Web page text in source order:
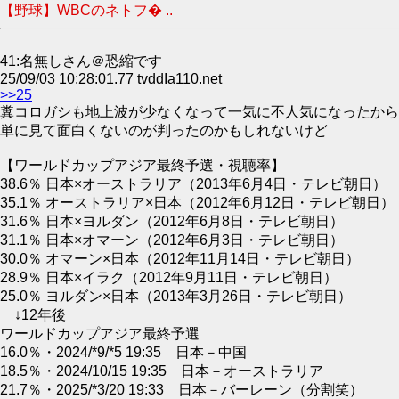
【野球】WBCのネトフ� ..
41:名無しさん＠恐縮です
25/09/03 10:28:01.77 tvddIa110.net
>>25
糞コロガシも地上波が少なくなって一気に不人気になったか
単に見て面白くないのが判ったのかもしれないけど
【ワールドカップアジア最終予選・視聴率】
38.6％ 日本×オーストラリア（2013年6月4日・テレビ朝日）
35.1％ オーストラリア×日本（2012年6月12日・テレビ朝日）
31.6％ 日本×ヨルダン（2012年6月8日・テレビ朝日）
31.1％ 日本×オマーン（2012年6月3日・テレビ朝日）
30.0％ オマーン×日本（2012年11月14日・テレビ朝日）
28.9％ 日本×イラク（2012年9月11日・テレビ朝日）
25.0％ ヨルダン×日本（2013年3月26日・テレビ朝日）
↓12年後
ワールドカップアジア最終予選
16.0％・2024/*9/*5 19:35 日本－中国
18.5％・2024/10/15 19:35 日本－オーストラリア
21.7％・2025/*3/20 19:33 日本－バーレーン（分割笑）